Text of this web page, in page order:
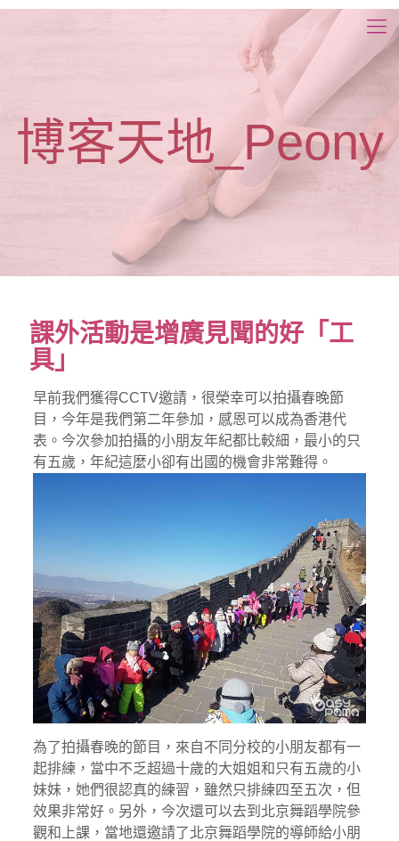
博客天地_Peony
課外活動是增廣見聞的好「工
具」
早前我們獲得CCTV邀請，很榮幸可以拍攝春晚節
目，今年是我們第二年參加，感恩可以成為香港代
表。今次參加拍攝的小朋友年紀都比較細，最小的只
有五歲，年紀這麼小卻有出國的機會非常難得。
為了拍攝春晚的節目，來自不同分校的小朋友都有一
起排練，當中不乏超過十歲的大姐姐和只有五歲的小
妹妹，她們很認真的練習，雖然只排練四至五次，但
效果非常好。另外，今次還可以去到北京舞蹈學院參
觀和上課，當地還邀請了北京舞蹈學院的導師給小朋